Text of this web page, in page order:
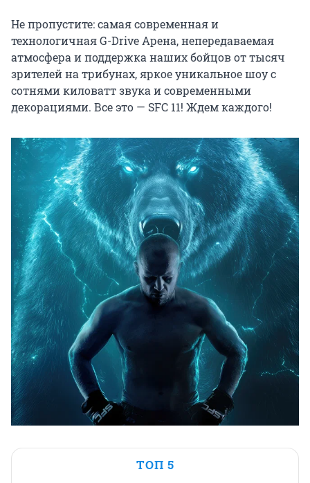
Не пропустите: самая современная и
технологичная G-Drive Арена, непередаваемая
атмосфера и поддержка наших бойцов от тысяч
зрителей на трибунах, яркое уникальное шоу с
сотнями киловатт звука и современными
декорациями. Все это — SFC 11! Ждем каждого!
ТОП 5